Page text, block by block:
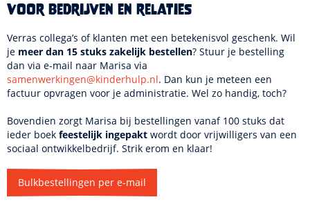
Voor bedrijven en relaties
Verras collega’s of klanten met een betekenisvol geschenk. Wil
je meer dan 15 stuks zakelijk bestellen? Stuur je bestelling
dan via e-mail naar Marisa via
samenwerkingen@kinderhulp.nl. Dan kun je meteen een
factuur opvragen voor je administratie. Wel zo handig, toch?
Bovendien zorgt Marisa bij bestellingen vanaf 100 stuks dat
ieder boek feestelijk ingepakt wordt door vrijwilligers van een
sociaal ontwikkelbedrijf. Strik erom en klaar!
Bulkbestellingen per e-mail